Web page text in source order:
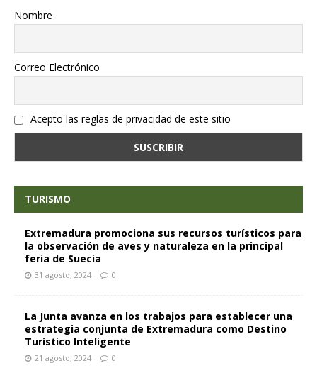
Nombre
Correo Electrónico
Acepto las reglas de privacidad de este sitio
TURISMO
Extremadura promociona sus recursos turísticos para
la observación de aves y naturaleza en la principal
feria de Suecia
31 agosto, 2024 0
La Junta avanza en los trabajos para establecer una
estrategia conjunta de Extremadura como Destino
Turístico Inteligente
21 agosto, 2024 0